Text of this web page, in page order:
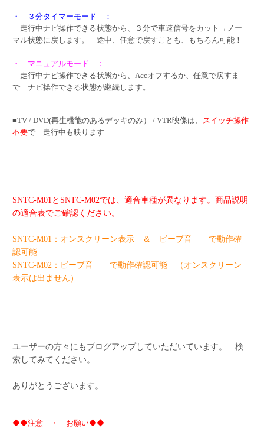
・ ３分タイマーモード ：
走行中ナビ操作できる状態から、３分で車速信号をカット→ノー
マル状態に戻します。 途中、任意で戻すことも、もちろん可能！
・ マニュアルモード ：
走行中ナビ操作できる状態から、Accオフするか、任意で戻すま
で ナビ操作できる状態が継続します。
■TV / DVD(再生機能のあるデッキのみ） / VTR映像は、
スイッチ操作
不要で 走行中も映ります
SNTC-M01とSNTC-M02では、適合車種が異なります。商品説明
の適合表でご確認ください。
SNTC-M01：オンスクリーン表示 ＆ ビープ音 で動作確
認可能
SNTC-M02：ビープ音 で動作確認可能 （オンスクリーン
表示は出ません）
ユーザーの方々にもブログアップしていただいています。 検
索してみてください。
ありがとうございます。
◆◆注意 ・ お願い◆◆